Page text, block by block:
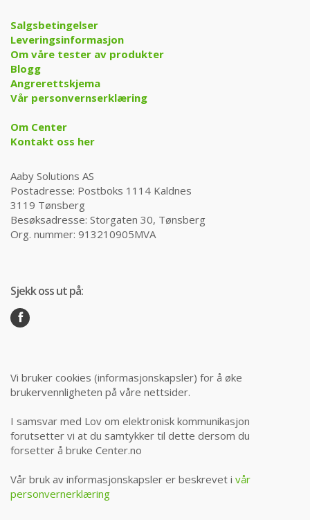
Salgsbetingelser
Leveringsinformasjon
Om våre tester av produkter
Blogg
Angrerettskjema
Vår personvernserklæring
Om Center
Kontakt oss her
Aaby Solutions AS
Postadresse: Postboks 1114 Kaldnes
3119 Tønsberg
Besøksadresse: Storgaten 30, Tønsberg
Org. nummer: 913210905MVA
Sjekk oss ut på:
Vi bruker cookies (informasjonskapsler) for å øke
brukervennligheten på våre nettsider.
I samsvar med Lov om elektronisk kommunikasjon
forutsetter vi at du samtykker til dette dersom du
forsetter å bruke Center.no
Vår bruk av informasjonskapsler er beskrevet i vår
personvernerklæring